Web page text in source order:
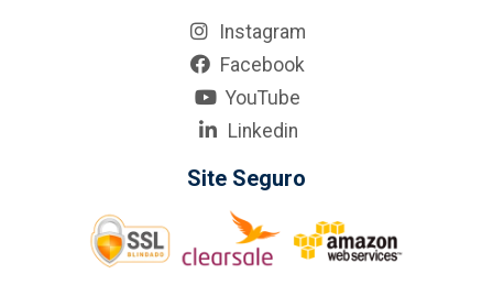
Instagram
Facebook
YouTube
Linkedin
Site Seguro